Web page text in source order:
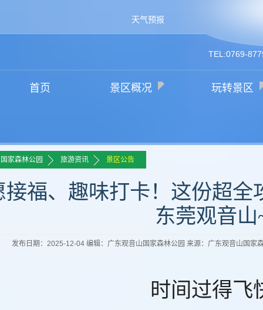
天气预报
TEL:0769-
首页 景区概况 玩转景区
家森林公园 >> 旅游资讯 >> 景区公告
接福、趣味打卡！这份超全
东莞观音山
发布日期：2025-12-04 编辑：广东观音山国家森林公园 来源：广东观音山国家
时间过得飞